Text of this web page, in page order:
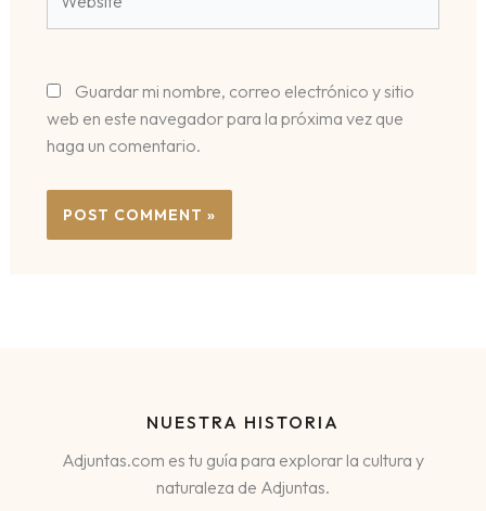
Guardar mi nombre, correo electrónico y sitio
web en este navegador para la próxima vez que
haga un comentario.
NUESTRA HISTORIA
Adjuntas.com es tu guía para explorar la cultura y
naturaleza de Adjuntas.